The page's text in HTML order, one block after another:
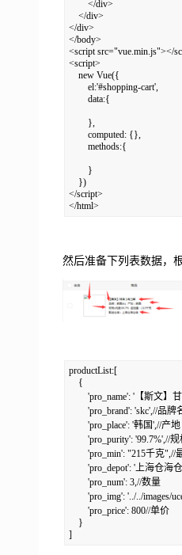
然后准备下列表数据，
productList:[
{
'pro_name': '【斯文】甘
'pro_brand': 'skc',//品牌
'pro_place': '韩国',//产地
'pro_purity': '99.7%',//规
'pro_min': "215千克",//
'pro_depot': '上海仓海
'pro_num': 3,//数量
'pro_img': '../../images/
'pro_price': 800//单价
}
]